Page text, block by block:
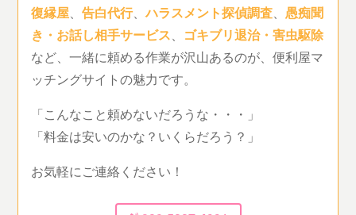
復縁屋、告白代行、ハラスメント探偵調査、愚痴聞
き・お話し相手サービス、 ゴキブリ退治・害虫駆除
など、一緒に頼める作業が沢山あるのが、便利屋マ
ッチングサイトの魅力です。
「こんなこと頼めないだろうな・・・」
「料金は安いのかな？いくらだろう？」
お気軽にご連絡ください！